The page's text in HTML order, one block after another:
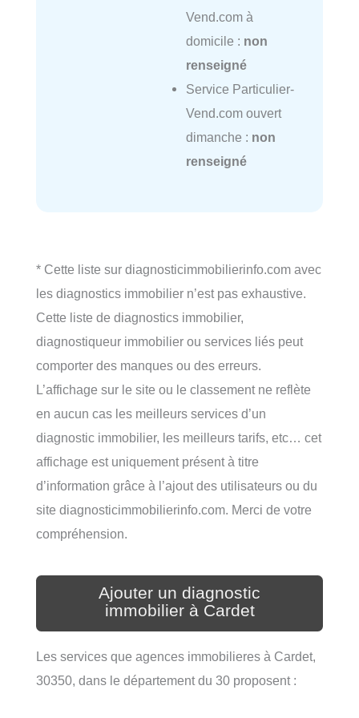
Vend.com à
domicile : non
renseigné
Service Particulier-
Vend.com ouvert
dimanche : non
renseigné
* Cette liste sur diagnosticimmobilierinfo.com avec
les diagnostics immobilier n’est pas exhaustive.
Cette liste de diagnostics immobilier,
diagnostiqueur immobilier ou services liés peut
comporter des manques ou des erreurs.
L’affichage sur le site ou le classement ne reflète
en aucun cas les meilleurs services d’un
diagnostic immobilier, les meilleurs tarifs, etc… cet
affichage est uniquement présent à titre
d’information grâce à l’ajout des utilisateurs ou du
site diagnosticimmobilierinfo.com. Merci de votre
compréhension.
Ajouter un diagnostic
immobilier à Cardet
Les services que agences immobilieres à Cardet,
30350, dans le département du 30 proposent :